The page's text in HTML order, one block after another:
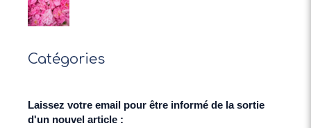
Catégories
Laissez votre email pour être informé de la sortie
d'un nouvel article :